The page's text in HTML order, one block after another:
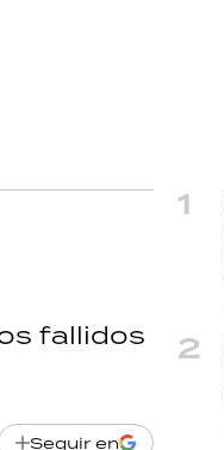
fallidos
Seguir en